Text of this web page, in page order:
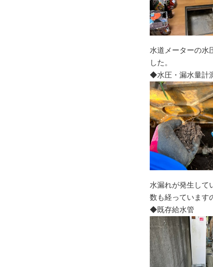
水道メーターの水
した。
◆水圧・漏水量計
水漏れが発生して
数も経っています
◆既存給水管